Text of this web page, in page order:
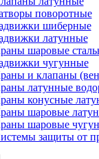
поворотные
шиберные
латунные
шаровые
чугунные
и клапаны
латунные
конусные
шаровые
шаровые
защиты от